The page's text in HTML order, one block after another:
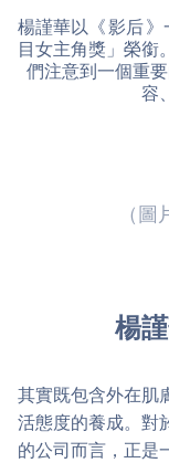
楊謹華以《 影后
目女主角獎」榮銜
們注意到一個重
容
（
楊
其實既包含外在肌
活態度的養成。對
的公司而言，正是